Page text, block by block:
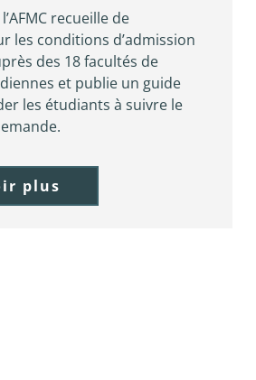
recueille de
les conditions d’admission
des 18 facultés de
et publie un guide
les étudiants à suivre le
plus